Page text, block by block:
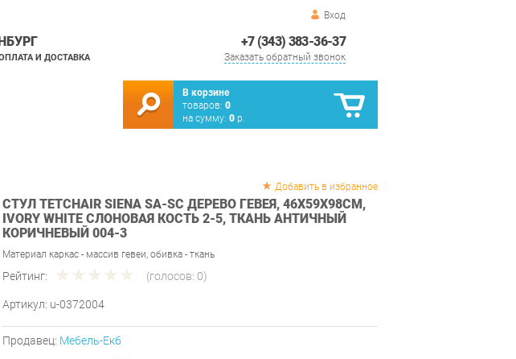
Вход
+7 (343) 383-36-37
Заказать обратный звонок
И ДОСТАВКА
В корзине
товаров: 0
на сумму: 0 р.
Добавить в избранное
СТУЛ TETCHAIR SIENA SA-SC ДЕРЕВО ГЕВЕЯ, 46Х59Х98СМ,
IVORY WHITE СЛОНОВАЯ КОСТЬ 2-5, ТКАНЬ АНТИЧНЫЙ
КОРИЧНЕВЫЙ 004-3
Материал каркас - массив гевеи, обивка - ткань
Рейтинг: (голосов: 0)
Артикул: u-0372004
Продавец: Мебель-Екб